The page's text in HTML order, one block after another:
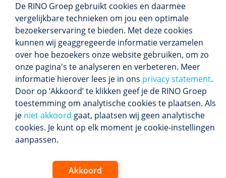
De RINO Groep gebruikt cookies en daarmee
vergelijkbare technieken om jou een optimale
bezoekerservaring te bieden. Met deze cookies
kunnen wij geaggregeerde informatie verzamelen
over hoe bezoekers onze website gebruiken, om zo
onze pagina's te analyseren en verbeteren. Meer
informatie hierover lees je in ons privacy statement.
Door op ‘Akkoord’ te klikken geef je de RINO Groep
toestemming om analytische cookies te plaatsen. Als
je niet akkoord gaat, plaatsen wij geen analytische
cookies. Je kunt op elk moment je cookie-instellingen
aanpassen.
Akkoord
Meer dan 250 opleidingen
Alle BIG-opleidingen in huis
Cedeo-erkend en CRKBO-geregistreerd
Gemiddelde beoordeling 8,4
Volg ons
Blijf op de hoogte van het (nieuwe) scholings­
aanbod en ons laatste nieuws.